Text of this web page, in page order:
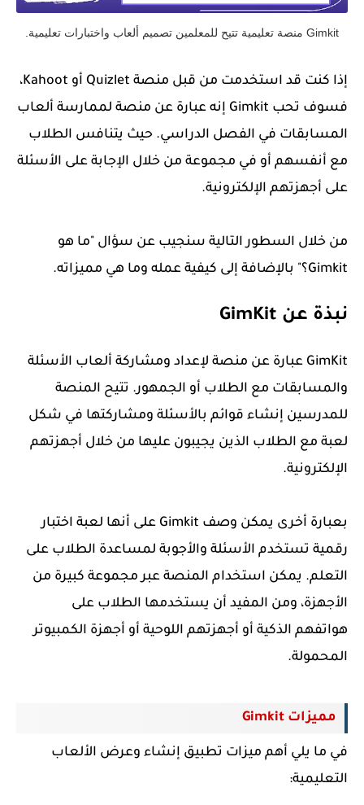
Gimkit منصة تعليمية تتيح للمعلمين تصميم ألعاب واختبارات تعليمية.
إذا كنت قد استخدمت من قبل منصة Quizlet أو Kahoot،
فسوف تحب Gimkit إنه عبارة عن منصة لممارسة ألعاب
المسابقات في الفصل الدراسي. حيث يتنافس الطلاب
مع أنفسهم أو في مجموعة من خلال الإجابة على الأسئلة
على أجهزتهم الإلكترونية.
من خلال السطور التالية سنجيب عن سؤال "ما هو
Gimkit؟" بالإضافة إلى كيفية عمله وما هي مميزاته.
نبذة عن GimKit
GimKit عبارة عن منصة لإعداد ومشاركة ألعاب الأسئلة
والمسابقات مع الطلاب أو الجمهور. تتيح المنصة
للمدرسين إنشاء قوائم بالأسئلة ومشاركتها في شكل
لعبة مع الطلاب الذين يجيبون عليها من خلال أجهزتهم
الإلكترونية.
بعبارة أخرى يمكن وصف Gimkit على أنها لعبة اختبار
رقمية تستخدم الأسئلة والأجوبة لمساعدة الطلاب على
التعلم. يمكن استخدام المنصة عبر مجموعة كبيرة من
الأجهزة، ومن المفيد أن يستخدمها الطلاب على
هواتفهم الذكية أو أجهزتهم اللوحية أو أجهزة الكمبيوتر
المحمولة.
مميزات Gimkit
في ما يلي أهم ميزات تطبيق إنشاء وعرض الألعاب
التعليمية: